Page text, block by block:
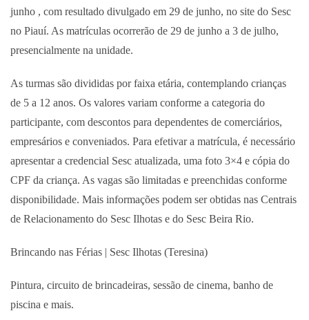
junho , com resultado divulgado em 29 de junho, no site do Sesc
no Piauí. As matrículas ocorrerão de 29 de junho a 3 de julho,
presencialmente na unidade.
As turmas são divididas por faixa etária, contemplando crianças
de 5 a 12 anos. Os valores variam conforme a categoria do
participante, com descontos para dependentes de comerciários,
empresários e conveniados. Para efetivar a matrícula, é necessário
apresentar a credencial Sesc atualizada, uma foto 3×4 e cópia do
CPF da criança. As vagas são limitadas e preenchidas conforme
disponibilidade. Mais informações podem ser obtidas nas Centrais
de Relacionamento do Sesc Ilhotas e do Sesc Beira Rio.
Brincando nas Férias | Sesc Ilhotas (Teresina)
Pintura, circuito de brincadeiras, sessão de cinema, banho de
piscina e mais.